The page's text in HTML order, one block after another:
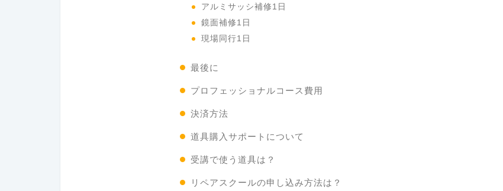
アルミサッシ補修1日
鏡面補修1日
現場同行1日
最後に
プロフェッショナルコース費用
決済方法
道具購入サポートについて
受講で使う道具は？
リペアスクールの申し込み方法は？